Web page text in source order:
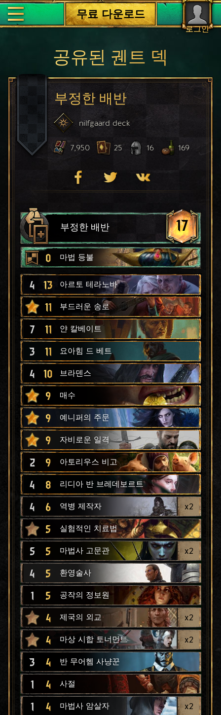
로그인
무료 다운로드
공유된 궨트 덱
부정한 배반
nilfgaard deck
7,950 25 16 169
부정한 배반 17
0 마법 등불
4 13 아르토 테라노바
11 부드러운 송로
7 11 얀 칼베이트
3 11 요아힘 드 베트
4 10 브라덴스
9 매수
9 예니퍼의 주문
9 자비로운 일격
2 9 아토리우스 비고
4 8 리디아 반 브레데보르트
4 6 역병 제작자 x2
5 실험적인 치료법
5 5 마법사 고문관 x2
4 5 환영술사
1 5 공작의 정보원
4 제국의 외교 x2
4 마상 시합 토너먼트 x2
3 4 반 무어헴 사냥꾼
1 4 사절
1 4 마법사 암살자 x2